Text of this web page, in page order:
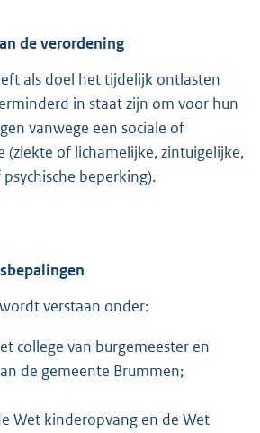
de verordening
als doel het tijdelijk ontlasten
in staat zijn om voor hun
vanwege een sociale of
(ziekte of lichamelijke, zintuigelijke,
beperking).
verstaan onder:
college van burgemeester en
de gemeente Brummen;
Wet kinderopvang en de Wet